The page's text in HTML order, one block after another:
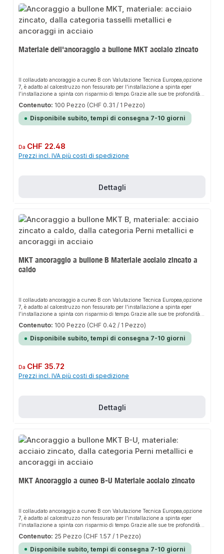
Stückqpool24 - seit über 20 Jahren Ihr Experte für - Profiqualität - schnelle
Lieferung - persönlichen und zuverlässigen Kundenservice - 100%
Zufriedenheit.
Materiale dell'ancoraggio a bullone MKT acciaio zincato
Il collaudato ancoraggio a cuneo B con Valutazione Tecnica Europea,opzione
7, è adatto al calcestruzzo non fessurato per l'installazione a spinta eper
l'installazione a spinta con risparmio di tempo.Grazie alle sue tre profondità
di ancoraggio, può essere adattato in modo flessibile airispettivi requisiti di
installazione. L'uso con una profondità di ancoraggiominima riduce lo sforzo
di perforazione e di installazione eil rischio di collisioni dell'armatura.
Quando si utilizza una trivella aspirantenon è necessario soffiare il foro.La
l'uso nelle costruzioni in legno.
Contenuto: 100 Pezzo (CHF 0.31 / 1 Pezzo)
Disponibile subito, tempi di consegna 7-10 giorni
Prezzo normale:
Da CHF 22.48
Prezzi incl. IVA più costi di spedizione
Dettagli
MKT ancoraggio a bullone B Materiale acciaio zincato a
caldo
Il collaudato ancoraggio a cuneo B con Valutazione Tecnica Europea,opzione
7, è adatto al calcestruzzo non fessurato per l'installazione a spinta eper
l'installazione a spinta con risparmio di tempo.Grazie alle sue tre profondità
di ancoraggio, può essere adattato in modo flessibile airispettivi requisiti di
installazione. L'uso con una profondità di ancoraggiominima riduce lo sforzo
di perforazione e di installazione eil rischio di collisioni dell'armatura.
Quando si utilizza una trivella aspirantenon è necessario soffiare il foro.La
l'uso nelle costruzioni in legno.
Contenuto: 100 Pezzo (CHF 0.42 / 1 Pezzo)
Disponibile subito, tempi di consegna 7-10 giorni
Prezzo normale:
Da CHF 35.72
Prezzi incl. IVA più costi di spedizione
Dettagli
MKT Ancoraggio a cuneo B-U Materiale acciaio zincato
Il collaudato ancoraggio a cuneo B con Valutazione Tecnica Europea,opzione
7, è adatto al calcestruzzo non fessurato per l'installazione a spinta eper
l'installazione a spinta con risparmio di tempo.Grazie alle sue tre profondità
di ancoraggio, può essere adattato in modo flessibile airispettivi requisiti di
installazione. L'uso con una profondità di ancoraggiominima riduce lo sforzo
di perforazione e di installazione eil rischio di collisioni dell'armatura.
Quando si utilizza una trivella aspirantenon è necessario soffiare il foro.La
Contenuto: 25 Pezzo (CHF 1.57 / 1 Pezzo)
Disponibile subito, tempi di consegna 7-10 giorni